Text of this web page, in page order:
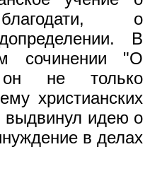
о
В
сочинении "О
не только
христианских
выдвинул идею о
в делах